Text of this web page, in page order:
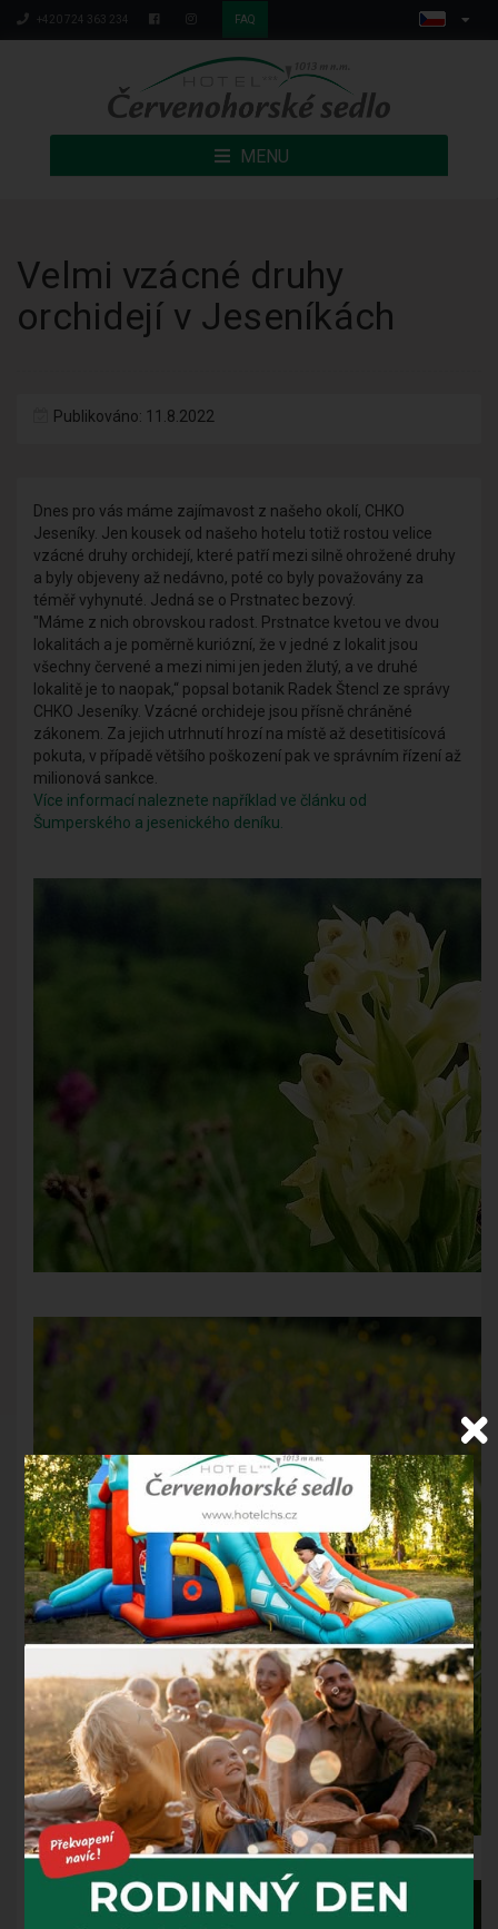
+420 724 363 234 FAQ
MENU
Velmi vzácné druhy
orchidejí v Jeseníkách
Publikováno: 11.8.2022
Dnes pro vás máme zajímavost z našeho okolí, CHKO
Jeseníky. Jen kousek od našeho hotelu totiž rostou velice
vzácné druhy orchidejí, které patří mezi silně ohrožené druhy
a byly objeveny až nedávno, poté co byly považovány za
téměř vyhynuté. Jedná se o Prstnatec bezový.
"Máme z nich obrovskou radost. Prstnatce kvetou ve dvou
lokalitách a je poměrně kuriózní, že v jedné z lokalit jsou
všechny červené a mezi nimi jen jeden žlutý, a ve druhé
lokalitě je to naopak,“ popsal botanik Radek Štencl ze správy
CHKO Jeseníky. Vzácné orchideje jsou přísně chráněné
zákonem. Za jejich utrhnutí hrozí na místě až desetitisícová
pokuta, v případě většího poškození pak ve správním řízení až
milionová sankce.
Více informací naleznete například ve článku od
Šumperského a jesenického deníku.